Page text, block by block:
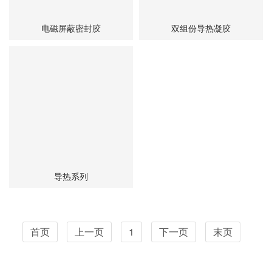
电磁屏蔽密封胶 双组份导热凝胶
导热系列
首页 上一页 1 下一页 末页